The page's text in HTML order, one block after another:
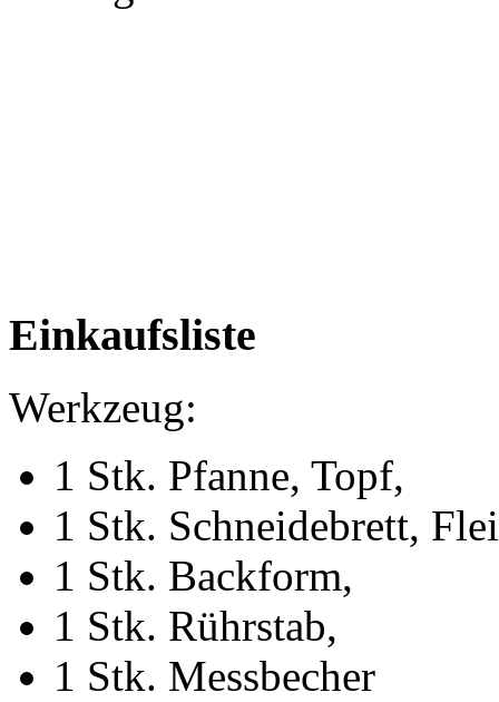
Einkaufsliste
Werkzeug:
1 Stk. Pfanne, Topf,
1 Stk. Schneidebrett,
1 Stk. Backform,
1 Stk. Rührstab,
1 Stk. Messbecher